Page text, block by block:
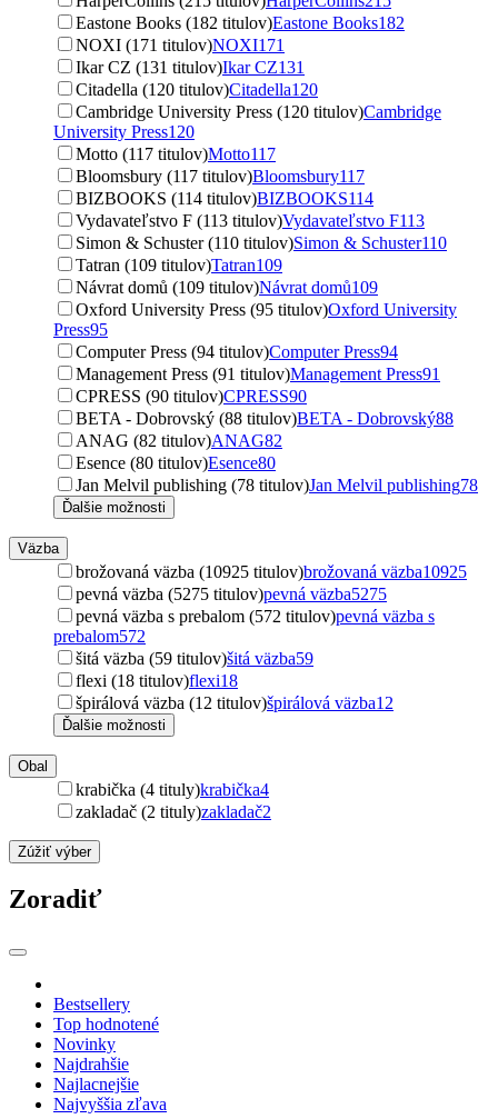
Eastone Books (182 titulov)Eastone Books182
NOXI (171 titulov)NOXI171
Ikar CZ (131 titulov)Ikar CZ131
Citadella (120 titulov)Citadella120
Cambridge University Press (120 titulov)Cambridge
University Press120
Motto (117 titulov)Motto117
Bloomsbury (117 titulov)Bloomsbury117
BIZBOOKS (114 titulov)BIZBOOKS114
Vydavateľstvo F (113 titulov)Vydavateľstvo F113
Simon & Schuster (110 titulov)Simon & Schuster110
Tatran (109 titulov)Tatran109
Návrat domů (109 titulov)Návrat domů109
Oxford University Press (95 titulov)Oxford University
Press95
Computer Press (94 titulov)Computer Press94
Management Press (91 titulov)Management Press91
CPRESS (90 titulov)CPRESS90
BETA - Dobrovský (88 titulov)BETA - Dobrovský88
ANAG (82 titulov)ANAG82
Esence (80 titulov)Esence80
Jan Melvil publishing (78 titulov)Jan Melvil publishing78
Ďalšie možnosti
Väzba
brožovaná väzba (10925 titulov)brožovaná väzba10925
pevná väzba (5275 titulov)pevná väzba5275
pevná väzba s prebalom (572 titulov)pevná väzba s
prebalom572
šitá väzba (59 titulov)šitá väzba59
flexi (18 titulov)flexi18
špirálová väzba (12 titulov)špirálová väzba12
Ďalšie možnosti
Obal
krabička (4 tituly)krabička4
zakladač (2 tituly)zakladač2
Zúžiť výber
Zoradiť
Bestsellery
Top hodnotené
Novinky
Najdrahšie
Najlacnejšie
Najvyššia zľava